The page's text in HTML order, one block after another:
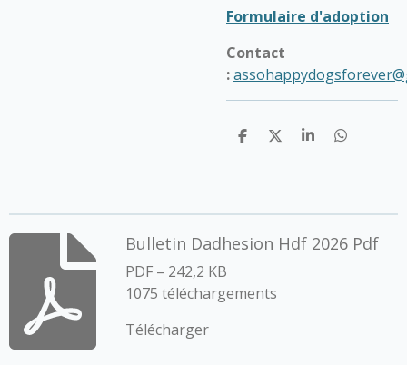
Formulaire d'adoption
Contact
:
P
g
r
P
g
P
g
r
P
g
r
Bulletin Dadhesion Hdf 2026 Pdf
PDF – 242,2 KB
1075 téléchargements
Télécharger